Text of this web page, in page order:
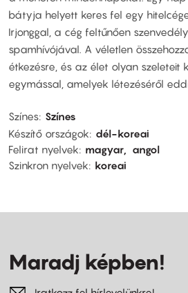
bátyja helyett keres fel egy
Irjonggal, a cég feltűnően
spamhívójával. A véletlen
étkezésre, és az élet olyan szeleteit
egymással, amelyek létezéséről
Színes Színes
Készítő országok
dél-koreai
Felirat nyelvek
magyar
angol
Szinkron nyelvek
koreai
Maradj képben!